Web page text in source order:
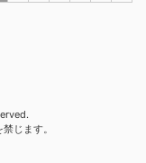
じます。